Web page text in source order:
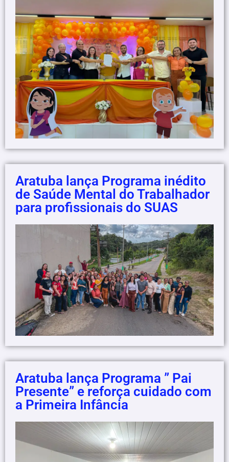
Aratuba lança Programa inédito
de Saúde Mental do Trabalhador
para profissionais do SUAS
Aratuba lança Programa ” Pai
Presente” e reforça cuidado com
a Primeira Infância